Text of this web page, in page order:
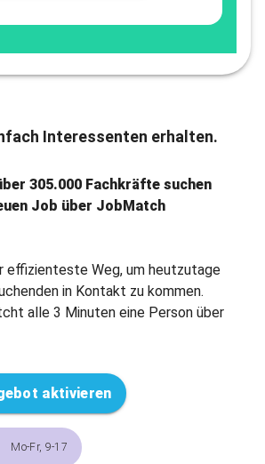
Interessenten erhalten.
305.000 Fachkräfte suchen
Job über JobMatch
effizienteste Weg, um heutzutage
in Kontakt zu kommen.
alle 3 Minuten eine Person über
aktivieren
Mo-Fr, 9-17